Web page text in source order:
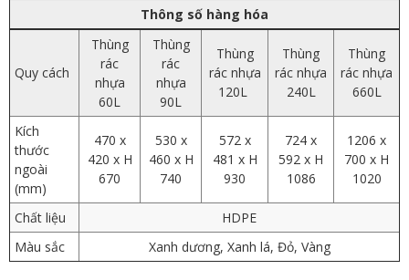
Thông số hàng hóa
Quy cách
Thùng
rác
nhựa
60L
Thùng
rác
nhựa
90L
Thùng
rác nhựa
120L
Thùng
rác nhựa
240L
Thùng
rác nhựa
660L
Kích
thước
ngoài
(mm)
470 x
420 x H
670
530 x
460 x H
740
572 x
481 x H
930
724 x
592 x H
1086
1206 x
700 x H
1020
Chất liệu
HDPE
Màu sắc
Xanh dương, Xanh lá, Đỏ, Vàng